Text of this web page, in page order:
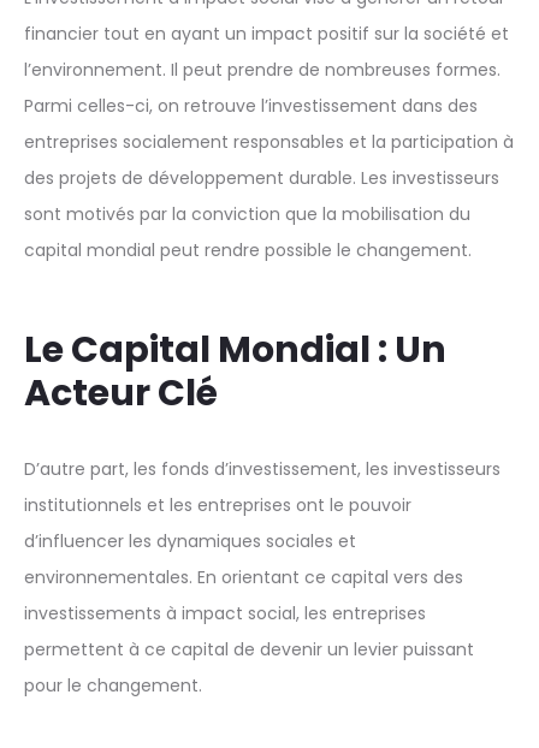
financier tout en ayant un impact positif sur la société et
l’environnement. Il peut prendre de nombreuses formes.
Parmi celles-ci, on retrouve l’investissement dans des
entreprises socialement responsables et la participation à
des projets de développement durable. Les investisseurs
sont motivés par la conviction que la mobilisation du
capital mondial peut rendre possible le changement.
Le Capital Mondial : Un
Acteur Clé
D’autre part, les fonds d’investissement, les investisseurs
institutionnels et les entreprises ont le pouvoir
d’influencer les dynamiques sociales et
environnementales. En orientant ce capital vers des
investissements à impact social, les entreprises
permettent à ce capital de devenir un levier puissant
pour le changement.